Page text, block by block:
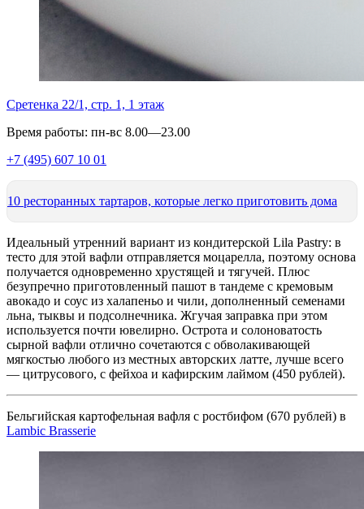
Сретенка 22/1, стр. 1, 1 этаж
Время работы: пн-вс 8.00—23.00
+7 (495) 607 10 01
10 ресторанных тартаров, которые легко приготовить дома
Идеальный утренний вариант из кондитерской Lila Pastry: в
тесто для этой вафли отправляется моцарелла, поэтому основа
получается одновременно хрустящей и тягучей. Плюс
безупречно приготовленный пашот в тандеме с кремовым
авокадо и соус из халапеньо и чили, дополненный семенами
льна, тыквы и подсолнечника. Жгучая заправка при этом
используется почти ювелирно. Острота и солоноватость
сырной вафли отлично сочетаются с обволакивающей
мягкостью любого из местных авторских латте, лучше всего
— цитрусового, с фейхоа и кафирским лаймом (450 рублей).
Бельгийская картофельная вафля с ростбифом (670 рублей) в
Lambic Brasserie